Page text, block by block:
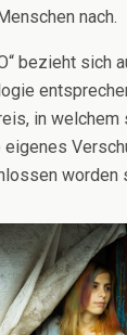
nach.
bezieht sich
in welchem
eigenes
worden